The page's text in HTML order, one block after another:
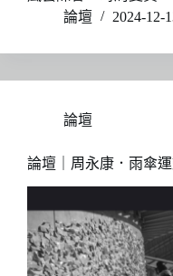
論壇
2024-12-
論壇
論壇｜周永康．雨傘